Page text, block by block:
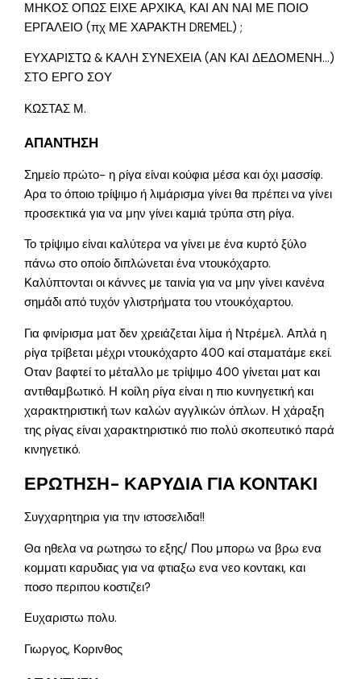
ΜΗΚΟΣ ΟΠΩΣ ΕΙΧΕ ΑΡΧΙΚΑ, ΚΑΙ ΑΝ ΝΑΙ ΜΕ ΠΟΙΟ
ΕΡΓΑΛΕΙΟ (πχ ΜΕ ΧΑΡΑΚΤΗ DREMEL) ;
ΕΥΧΑΡΙΣΤΩ & ΚΑΛΗ ΣΥΝΕΧΕΙΑ (ΑΝ ΚΑΙ ΔΕΔΟΜΕΝΗ…)
ΣΤΟ ΕΡΓΟ ΣΟΥ
ΚΩΣΤΑΣ Μ.
ΑΠΑΝΤΗΣΗ
Σημείο πρώτο- η ρίγα είναι κούφια μέσα και όχι μασσίφ.
Αρα το όποιο τρίψιμο ή λιμάρισμα γίνει θα πρέπει να γίνει
προσεκτικά για να μην γίνει καμιά τρύπα στη ρίγα.
Το τρίψιμο είναι καλύτερα να γίνει με ένα κυρτό ξύλο
πάνω στο οποίο διπλώνεται ένα ντουκόχαρτο.
Καλύπτονται οι κάννες με ταινία για να μην γίνει κανένα
σημάδι από τυχόν γλιστρήματα του ντουκόχαρτου.
Για φινίρισμα ματ δεν χρειάζεται λίμα ή Ντρέμελ. Απλά η
ρίγα τρίβεται μέχρι ντουκόχαρτο 400 καί σταματάμε εκεί.
Οταν βαφτεί το μέταλλο με τρίψιμο 400 γίνεται ματ και
αντιθαμβωτικό. Η κοίλη ρίγα είναι η πιο κυνηγετική και
χαρακτηριστική των καλών αγγλικών όπλων. Η χάραξη
της ρίγας είναι χαρακτηριστικό πιο πολύ σκοπευτικό παρά
κινηγετικό.
ΕΡΩΤΗΣΗ- ΚΑΡΥΔΙΑ ΓΙΑ ΚΟΝΤΑΚΙ
Συγχαρητηρια για την ιστοσελιδα!!
Θα ηθελα να ρωτησω το εξης/ Που μπορω να βρω ενα
κομματι καρυδιας για να φτιαξω ενα νεο κοντακι, και
ποσο περιπου κοστιζει?
Ευχαριστω πολυ.
Γιωργος, Κορινθος